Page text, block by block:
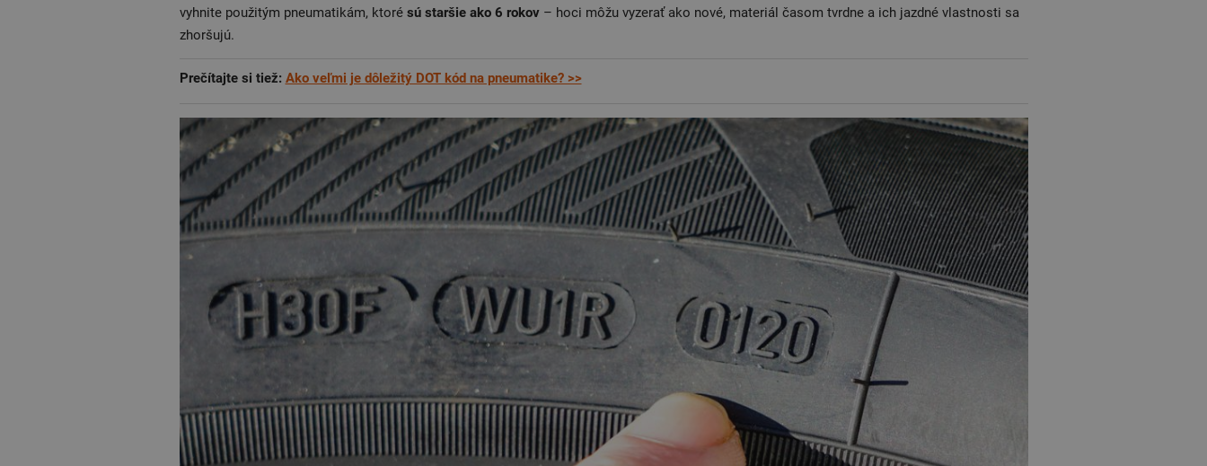
vyhnite použitým pneumatikám, ktoré sú staršie ako 6 rokov– hoci môžu vyzerať ako nové, materiál časom tvrdne a ich jazdné vlastnosti sa
zhoršujú.
Prečítajte si tiež: Ako veľmi je dôležitý DOT kód na pneumatike? >>